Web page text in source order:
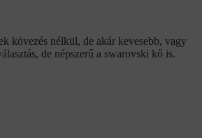
kövezés nélkül, de akár kevesebb, vagy
de népszerű a swarovski kő is.